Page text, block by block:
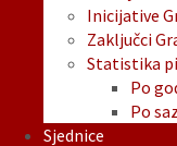
Inicijative
Zaključci
Statistika
Po
Po
Sjednice